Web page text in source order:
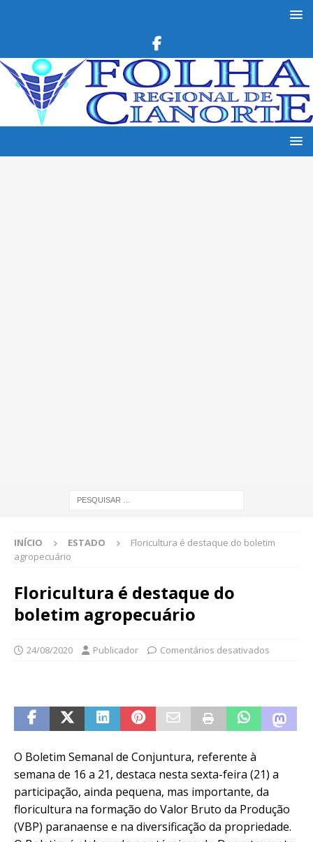
INÍCIO ESTADO
Floricultura é destaque do boletim
agropecuário
Floricultura é destaque do
boletim agropecuário
24/08/2020 Publicador Comentários desativados
O Boletim Semanal de Conjuntura, referente à
semana de 16 a 21, destaca nesta sexta-feira (21) a
participação, ainda pequena, mas importante, da
floricultura na formação do Valor Bruto da Produção
(VBP) paranaense e na diversificação da propriedade.